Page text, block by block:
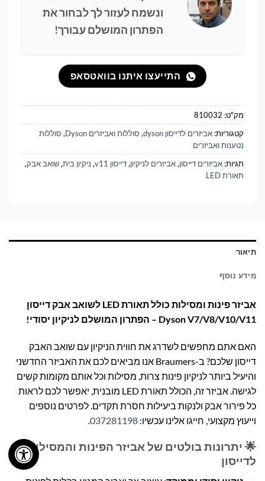
ונשמח לעזור לך לבחור את
הפתרון המושלם עבורך!
התייעצו איתנו בוואטסאפ
מק"ט: 810032
קטגוריות: אביזרים לדייסון dyson , סוללות ואביזרים Dyson , סוללות
נטענות ואביזרים
תגיות: אביזרים דייסון,אביזרים לניקיון,דייסון v11 , ניקיון בית,שואב אבק,
תאורת LED
תיאור
מידע נוסף
אביזר פינות ומסילות כולל תאורת LED לשואב אבק דייסון
Dyson V7/V8/V10/V11 – הפתרון המושלם לניקיון יסודי!
האם אתם מחפשים לשדרג את חווית הניקיון עם שואב האבק
דייסון שלכם? ב-Braumers אנו מביאים לכם את האביזר החדשני
והיעיל ביותר לניקיון פינות צרות, מסילות וכל אותם מקומות קשים
לגישה. אביזר זה, הכולל תאורת LED מובנית, יאפשר לכם לראות
כל פירור אבק ולנקות ביעילות חסרת תקדים. לפרטים נוספים
וייעוץ מקצועי, חייגו אלינו עכשיו: 037281198
🌟 יתרונות בולטים של אביזר הפינות והמסילות
לדייסון